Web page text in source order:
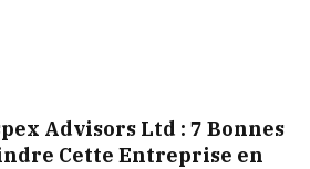
Advisors Ltd : 7 Bonnes
Cette Entreprise en